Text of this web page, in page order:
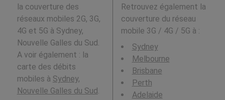
la couverture des
réseaux mobiles 2G, 3G,
4G et 5G à Sydney,
Nouvelle Galles du Sud.
A voir également : la
carte des débits
mobiles à Sydney,
Nouvelle Galles du Sud
Retrouvez également la
couverture du réseau
mobile 3G / 4G / 5G à :
Sydney
Melbourne
Brisbane
Perth
Adelaide